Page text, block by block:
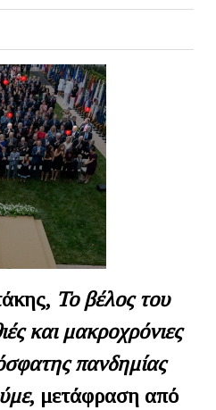
Το βέλος του
και μακροχρόνιες
πανδημίας
, μετάφραση από